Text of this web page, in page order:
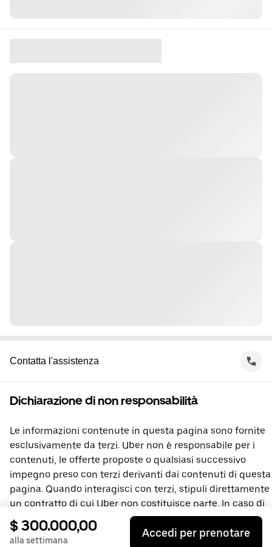
Contatta l'assistenza
Dichiarazione di non responsabilità
Le informazioni contenute in questa pagina sono fornite
esclusivamente da terzi. Uber non è responsabile per i
contenuti, le offerte proposte o qualsiasi successivo
impegno preso con terzi derivanti dai contenuti di questa
pagina. Quando interagisci con terzi, stipuli direttamente
un contratto di cui Uber non costituisce parte. In caso di
domande, contatta direttamente la terza parte
interessata.
$ 300.000,00
alla settimana
Accedi per prenotare